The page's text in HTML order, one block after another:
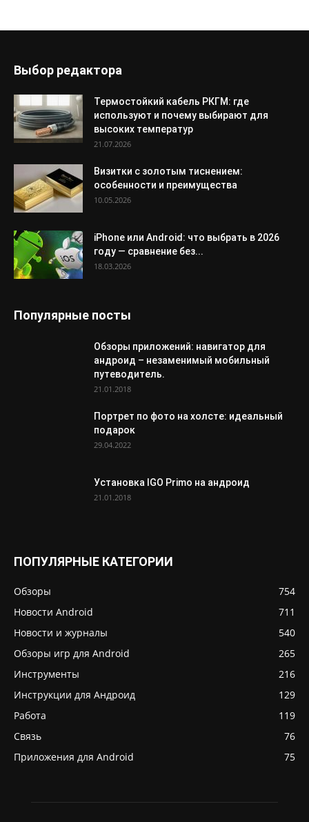
Выбор редактора
Термостойкий кабель РКГМ: где
используют и почему выбирают для
высоких температур
21.07.2026
Визитки с золотым тиснением:
особенности и преимущества
10.05.2026
iPhone или Android: что выбрать в 2026
году — сравнение без...
18.03.2026
Популярные посты
Обзоры приложений: навигатор для
андроид – незаменимый мобильный
путеводитель.
21.01.2018
Портрет по фото на холсте: идеальный
подарок
29.04.2022
Установка IGO Primo на андроид
21.01.2018
ПОПУЛЯРНЫЕ КАТЕГОРИИ
Обзоры
754
Новости Android
711
Новости и журналы
540
Обзоры игр для Android
265
Инструменты
216
Инструкции для Андроид
129
Работа
119
Связь
76
Приложения для Android
75